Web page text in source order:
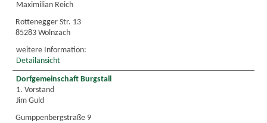
Maximilian Reich
Rottenegger Str. 13
85283 Wolnzach
weitere Information:
Detailansicht
Dorfgemeinschaft Burgstall
1. Vorstand
Jim Guld
Gumppenbergstraße 9